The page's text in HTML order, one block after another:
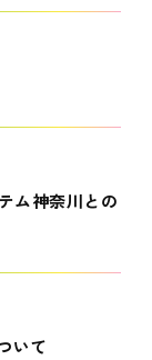
ム神奈川との
いて